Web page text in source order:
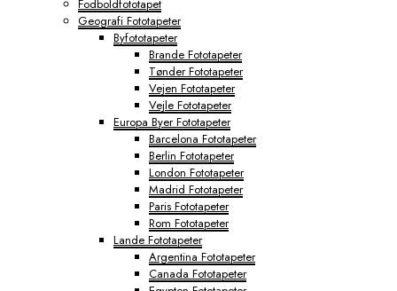
Fodboldfototapet
Geografi Fototapeter
Byfototapeter
Brande Fototapeter
Tønder Fototapeter
Vejen Fototapeter
Vejle Fototapeter
Europa Byer Fototapeter
Barcelona Fototapeter
Berlin Fototapeter
London Fototapeter
Madrid Fototapeter
Paris Fototapeter
Rom Fototapeter
Lande Fototapeter
Argentina Fototapeter
Canada Fototapeter